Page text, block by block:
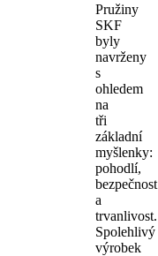
Pružiny
SKF
byly
navrženy
s
ohledem
na
tři
základní
myšlenky:
pohodlí,
bezpečnost
a
trvanlivost.
Spolehlivý
výrobek